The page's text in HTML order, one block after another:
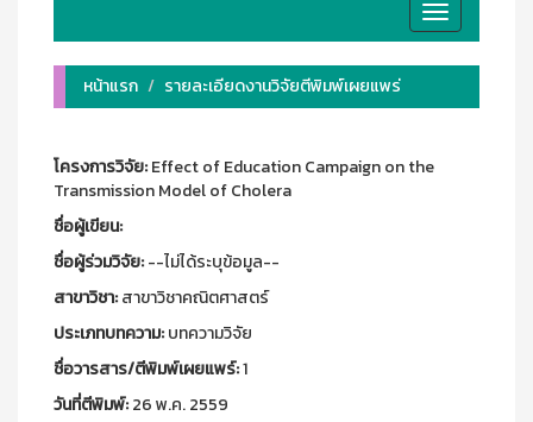
Toggle
navigation
หน้าแรก
รายละเอียดงานวิจัยตีพิมพ์เผยแพร่
โครงการวิจัย:Effect of Education Campaign on the
Transmission Model of Cholera
ชื่อผู้เขียน:
ชื่อผู้ร่วมวิจัย:--ไม่ได้ระบุข้อมูล--
สาขาวิชา:สาขาวิชาคณิตศาสตร์
ประเภทบทความ:บทความวิจัย
ชื่อวารสาร/ตีพิมพ์เผยแพร์:1
วันที่ตีพิมพ์:26 พ.ค. 2559